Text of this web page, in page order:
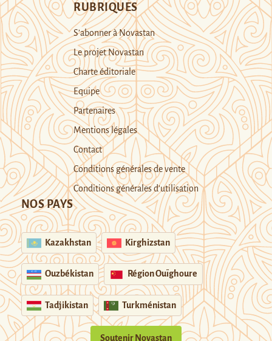
RUBRIQUES
S’abonner à Novastan
Le projet Novastan
Charte éditoriale
Equipe
Partenaires
Mentions légales
Contact
Conditions générales de vente
Conditions générales d’utilisation
NOS PAYS
Kazakhstan Kirghizstan
Ouzbékistan Région Ouïghoure
Tadjikistan Turkménistan
Soutenir Novastan